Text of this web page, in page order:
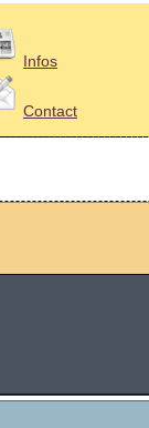
Infos
Contact